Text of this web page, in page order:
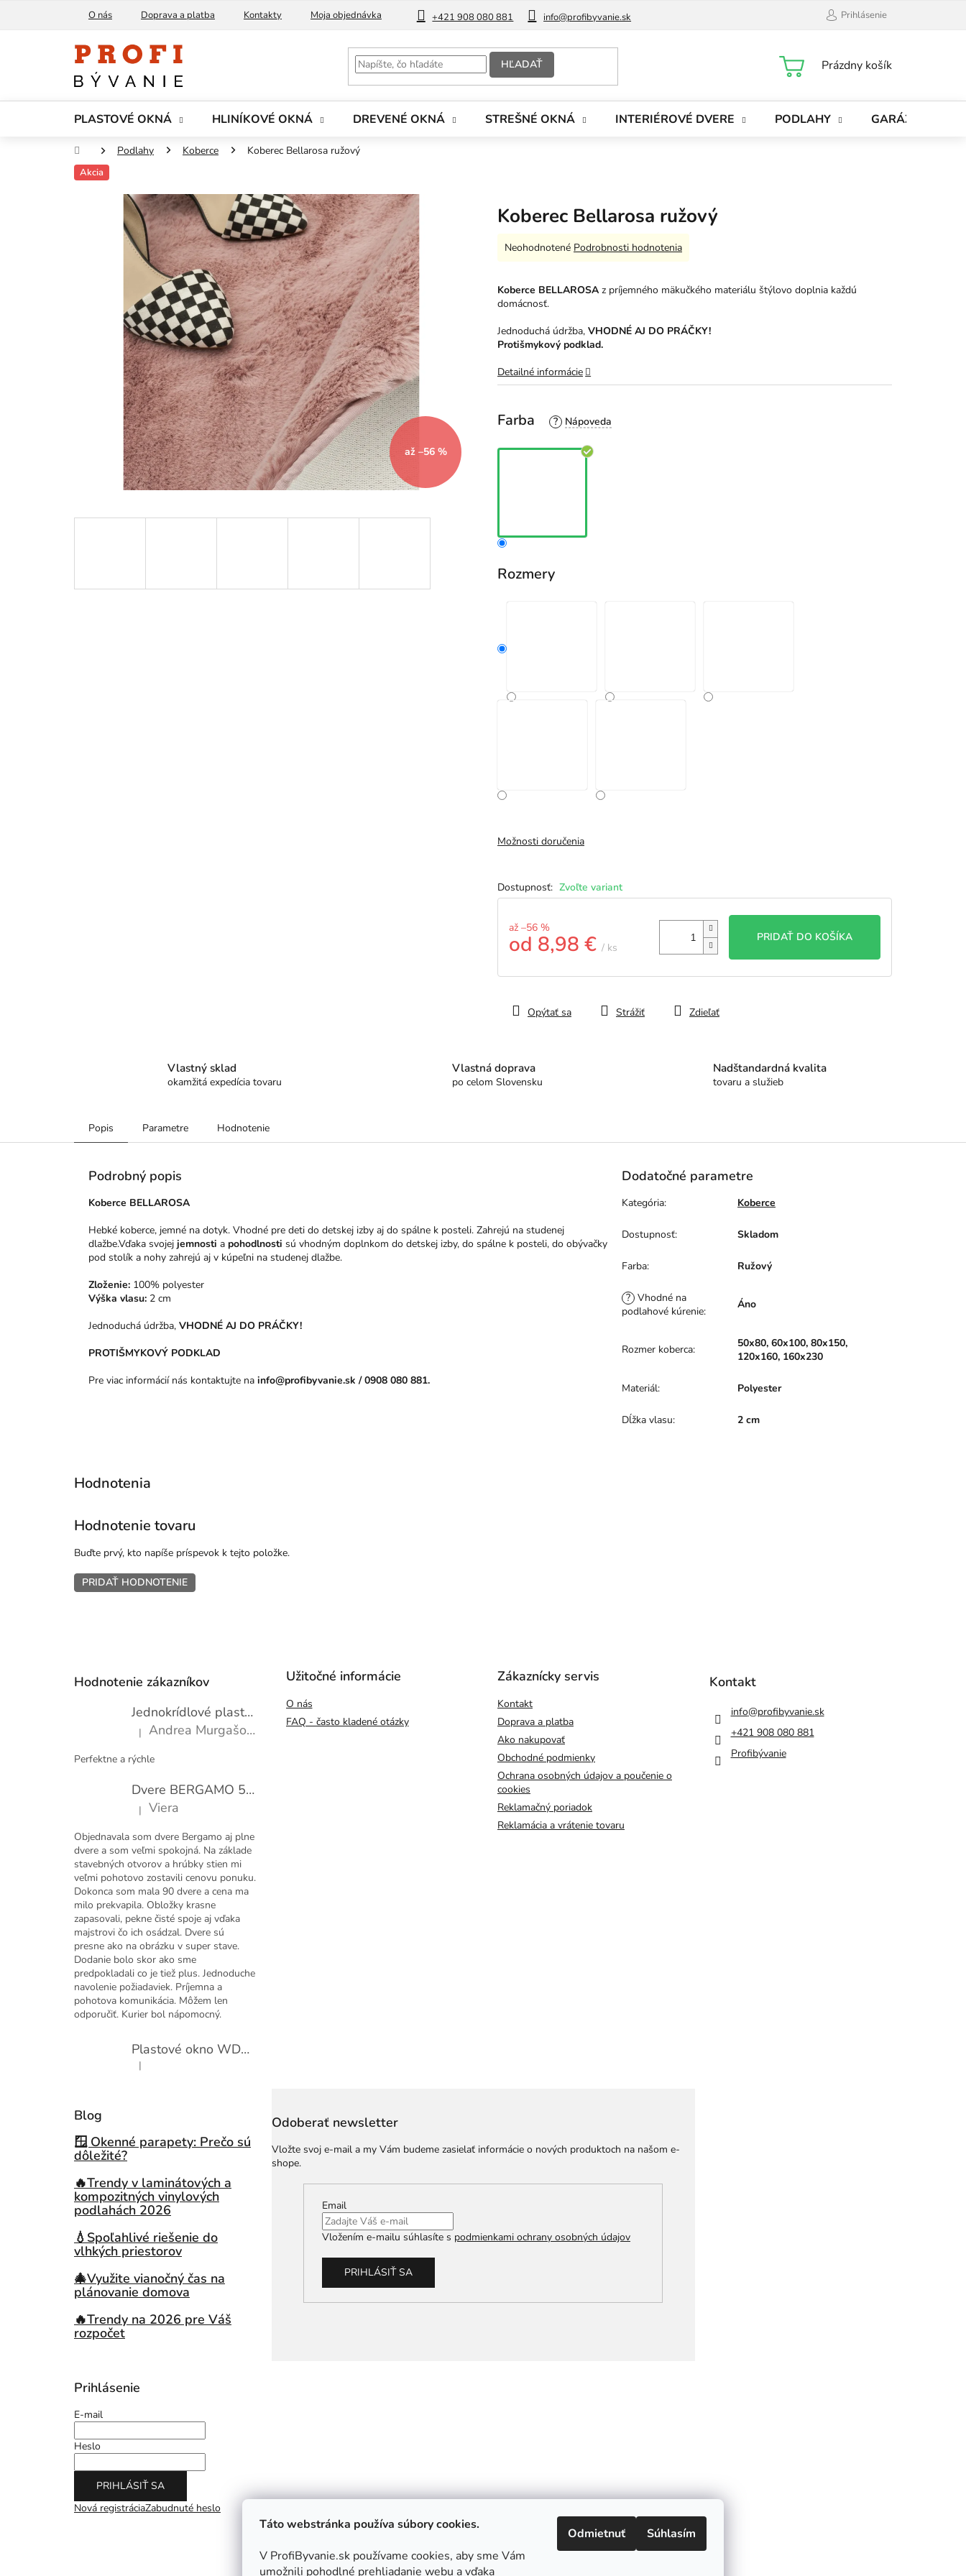
Táto webstránka používa súbory cookies.
V ProfiByvanie.sk používame cookies, aby sme Vám
umožnili pohodlné prehliadanie webu a vďaka
Odmietnuť Súhlasím
+421 908 080 881 info@profibyvanie.sk
O nás Doprava a platba Kontakty Moja objednávka Blog Prihlásenie
HĽADAŤ
NÁKUPNÝ
Prázdny košík
PLASTOVÉ OKNÁ HLINÍKOVÉ OKNÁ DREVENÉ OKNÁ STREŠNÉ OKNÁ INTERIÉROVÉ DVERE PODLAHY GARÁŽOVÉ
DomovPodlahy Koberce Koberec Bellarosa ružový
Akcia
až –56 %
Koberec Bellarosa ružový
Zvoľte variant
Farba ?
Rozmery
Možnosti doručenia
až –56 %
od 8,98 € / ks
cena:
PRIDAŤ DO KOŠÍKA
Koberce BELLAROSA z príjemného mäkučkého materiálu štýlovo doplnia každú
domácnosť.
Jednoduchá údržba, VHODNÉ AJ DO PRÁČKY!
Protišmykový podklad.
Detailné informácie
Opýtať sa Strážiť Zdieľať
Priemerné
je
0,0
5
hviezdičiek.
Neohodnotené Podrobnosti hodnotenia
Vlastný sklad
okamžitá expedícia tovaru
Vlastná doprava
po celom Slovensku
Nadštandardná kvalita
tovaru a služieb
Popis Parametre Hodnotenie
Podrobný popis
Koberce BELLAROSA
Hebké koberce, jemné na dotyk. Vhodné pre deti do detskej izby aj do spálne k posteli. Zahrejú na studenej
dlažbe.Vďaka svojej jemnosti a pohodlnosti sú vhodným doplnkom do detskej izby, do spálne k posteli, do obývačky
pod stolík a nohy zahrejú aj v kúpeľni na studenej dlažbe.
Zloženie: 100% polyester
Výška vlasu: 2 cm
Jednoduchá údržba, VHODNÉ AJ DO PRÁČKY!
PROTIŠMYKOVÝ PODKLAD
Pre viac informácií nás kontaktujte na info@profibyvanie.sk /0908 080 881.
Dodatočné parametre
Kategória: Koberce
Dostupnosť: Skladom
Farba: Ružový
? Vhodné na
podlahové kúrenie:
Áno
Rozmer koberca:
50x80, 60x100, 80x150,
120x160, 160x230
Materiál: Polyester
Dĺžka vlasu: 2 cm
Hodnotenie tovaru
Buďte prvý, kto napíše príspevok k tejto položke.
PRIDAŤ HODNOTENIE
Hodnotenie zákazníkov
Jednokrídlové plastové okno WDS 600x1000
Hodnotenie produktu je 5 z 5 hviezdičiek.
| Andrea Murgašová
Perfektne a rýchle
Dvere BERGAMO 50 presklené bezfalcové EXTRA
Hodnotenie produktu je 5 z 5 hviezdičiek.
| Viera
Objednavala som dvere Bergamo aj plne
dvere a som veľmi spokojná. Na základe
stavebných otvorov a hrúbky stien mi
veľmi pohotovo zostavili cenovu ponuku.
Dokonca som mala 90 dvere a cena ma
milo prekvapila. Obložky krasne
zapasovali, pekne čisté spoje aj vďaka
majstrovi čo ich osádzal. Dvere sú
presne ako na obrázku v super stave.
Dodanie bolo skor ako sme
predpokladali co je tiež plus. Jednoduche
navolenie požiadaviek. Príjemna a
pohotova komunikácia. Môžem len
odporučiť. Kurier bol nápomocný.
Plastové okno WDS 410x600 sklopné
Hodnotenie produktu je 5 z 5 hviezdičiek.
|
Užitočné informácie
O nás
FAQ - často kladené otázky
Zákaznícky servis
Kontakt
Doprava a platba
Ako nakupovať
Obchodné podmienky
Ochrana osobných údajov a poučenie o
cookies
Reklamačný poriadok
Reklamácia a vrátenie tovaru
Kontakt
info@profibyvanie.sk
+421 908 080 881
Profibývanie
Blog
🪟 Okenné parapety: Prečo sú
dôležité?
🔥Trendy v laminátových a
kompozitných vinylových
podlahách 2026
💧Spoľahlivé riešenie do
vlhkých priestorov
🎄Využite vianočný čas na
plánovanie domova
🔥Trendy na 2026 pre Váš
rozpočet
Odoberať newsletter
Vložte svoj e-mail a my Vám budeme zasielať informácie o nových produktoch na našom e-
shope.
Email
Vložením e-mailu súhlasíte s podmienkami ochrany osobných údajov
PRIHLÁSIŤ SA
Prihlásenie
E-mail
Heslo
PRIHLÁSIŤ SA
Nová registráciaZabudnuté heslo